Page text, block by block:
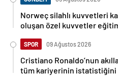
Norweç silahlı kuvvetleri
oluşan özel kuvvetler
SPOR 09 Ağustos 2026
Cristiano Ronaldo’nun
tüm kariyerinin istatistiğini